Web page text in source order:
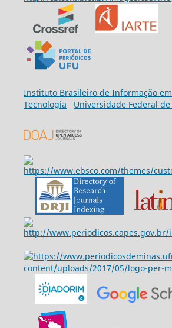
Instituto Brasileiro de Informação
Tecnologia
Universidade Federal